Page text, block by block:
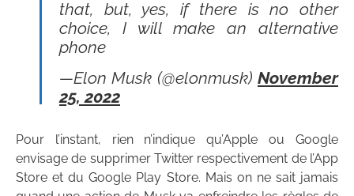
that, but, yes, if there is no other
choice, I will make an alternative
phone
—Elon Musk (@elonmusk) November
25, 2022
Pour l’instant, rien n’indique qu’Apple ou Google
envisage de supprimer Twitter respectivement de l’App
Store et du Google Play Store. Mais on ne sait jamais